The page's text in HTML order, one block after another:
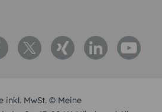
inkl. MwSt. © Meine